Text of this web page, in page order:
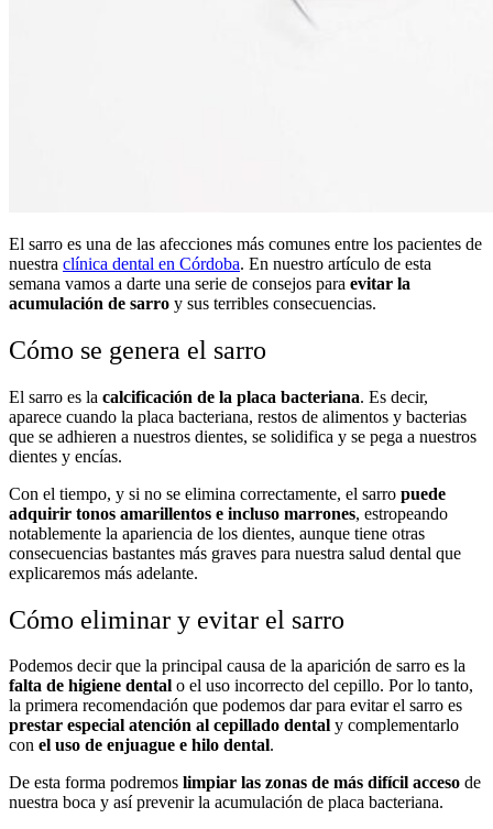
El sarro es una de las afecciones más comunes entre los pacientes de
nuestra clínica dental en Córdoba. En nuestro artículo de esta
semana vamos a darte una serie de consejos para evitar la
acumulación de sarro y sus terribles consecuencias.
Cómo se genera el sarro
El sarro es la calcificación de la placa bacteriana. Es decir,
aparece cuando la placa bacteriana, restos de alimentos y bacterias
que se adhieren a nuestros dientes, se solidifica y se pega a nuestros
dientes y encías.
Con el tiempo, y si no se elimina correctamente, el sarro puede
adquirir tonos amarillentos e incluso marrones, estropeando
notablemente la apariencia de los dientes, aunque tiene otras
consecuencias bastantes más graves para nuestra salud dental que
explicaremos más adelante.
Cómo eliminar y evitar el sarro
Podemos decir que la principal causa de la aparición de sarro es la
falta de higiene dental o el uso incorrecto del cepillo. Por lo tanto,
la primera recomendación que podemos dar para evitar el sarro es
prestar especial atención al cepillado dental y complementarlo
con el uso de enjuague e hilo dental.
De esta forma podremos limpiar las zonas de más difícil acceso de
nuestra boca y así prevenir la acumulación de placa bacteriana.